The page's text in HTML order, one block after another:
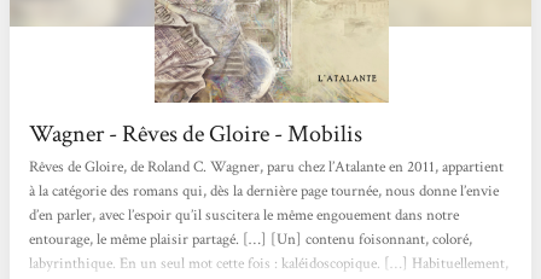
Wagner - Rêves de Gloire - Mobilis
Rêves de Gloire, de Roland C. Wagner, paru chez l’Atalante en 2011, appartient
à la catégorie des romans qui, dès la dernière page tournée, nous donne l’envie
d’en parler, avec l’espoir qu’il suscitera le même engouement dans notre
entourage, le même plaisir partagé. […] [Un] contenu foisonnant, coloré,
labyrinthique. En un seul mot cette fois : kaléidoscopique. […] Habituellement,